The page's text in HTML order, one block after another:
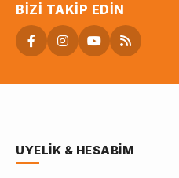
BIZI TAKIP EDIN
UYELIK & HESABIM